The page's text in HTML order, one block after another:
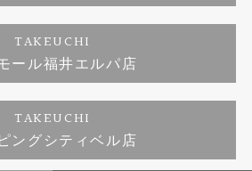
TAKEUCHI
ール福井エルパ店
TAKEUCHI
ングシティベル店